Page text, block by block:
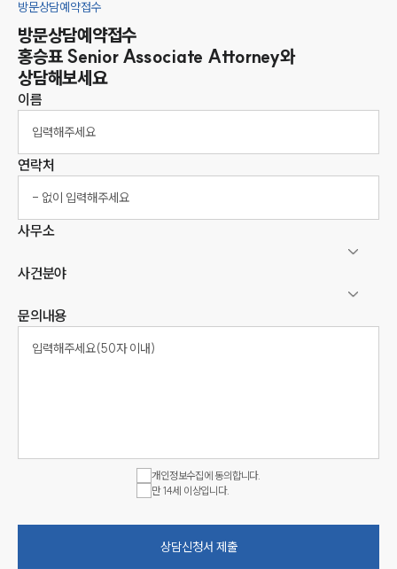
방문상담예약접수
방문상담예약접수
홍승표 Senior Associate Attorney와
상담해보세요
이름
연락처
사무소
사건분야
문의내용
개인정보수집에 동의합니다.
만 14세 이상입니다.
상담신청서 제출